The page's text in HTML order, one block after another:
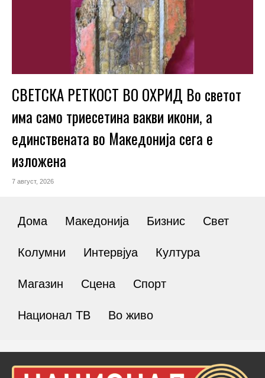
СВЕТСКА РЕТКОСТ ВО ОХРИД Во светот
има само триесетина вакви икони, а
единствената во Македонија сега е
изложена
7 август, 2026
Дома Македонија Бизнис Свет
Колумни Интервјуа Култура
Магазин Сцена Спорт
Национал ТВ Во живо